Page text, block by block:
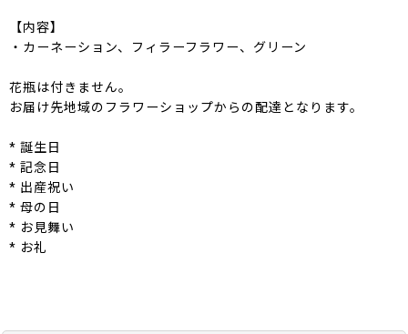
【内容】
・カーネーション、フィラーフラワー、グリーン
花瓶は付きません。
お届け先地域のフラワーショップからの配達となります。
* 誕生日
* 記念日
* 出産祝い
* 母の日
* お見舞い
* お礼